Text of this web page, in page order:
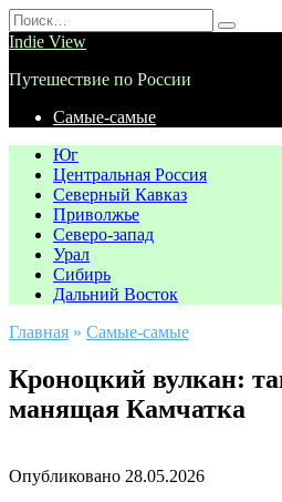
Перейти
к
Search
for:
Indie View
Путешествие по России
Самые-самые
Юг
Центральная Россия
Северный Кавказ
Приволжье
Северо-запад
Урал
Сибирь
Дальний Восток
Главная » Самые-самые
Кроноцкий вулкан:
манящая Камчатка
Опубликовано 28.05.2026